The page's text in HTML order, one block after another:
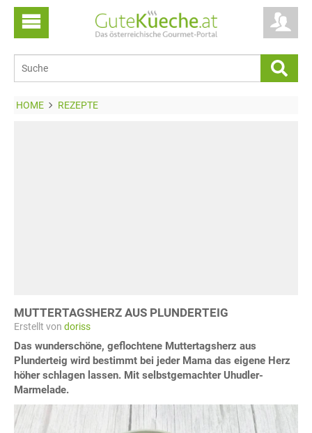
HOME REZEPTE
MUTTERTAGSHERZ AUS PLUNDERTEIG
Erstellt von doriss
Das wunderschöne, geflochtene Muttertagsherz aus
Plunderteig wird bestimmt bei jeder Mama das eigene Herz
höher schlagen lassen. Mit selbstgemachter Uhudler-
Marmelade.